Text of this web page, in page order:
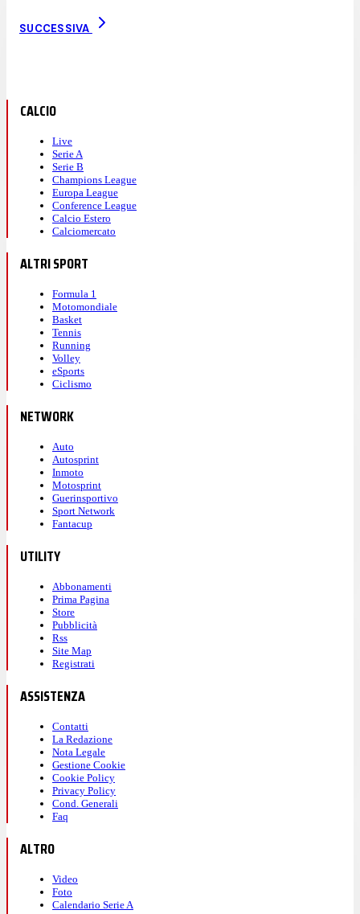
SUCCESSIVA
CALCIO
Live
Serie A
Serie B
Champions League
Europa League
Conference League
Calcio Estero
Calciomercato
ALTRI SPORT
Formula 1
Motomondiale
Basket
Tennis
Running
Volley
eSports
Ciclismo
NETWORK
Auto
Autosprint
Inmoto
Motosprint
Guerinsportivo
Sport Network
Fantacup
UTILITY
Abbonamenti
Prima Pagina
Store
Pubblicità
Rss
Site Map
Registrati
ASSISTENZA
Contatti
La Redazione
Nota Legale
Gestione Cookie
Cookie Policy
Privacy Policy
Cond. Generali
Faq
ALTRO
Video
Foto
Calendario Serie A